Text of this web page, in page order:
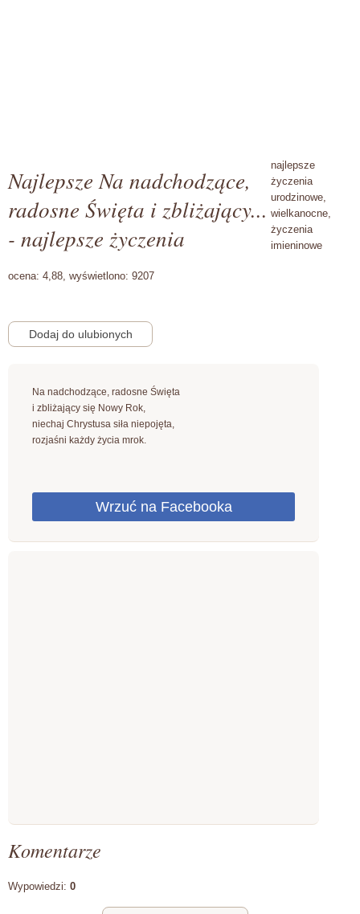
Najlepsze Na nadchodzące,
radosne Święta i zbliżający...
- najlepsze życzenia
ocena: 4,88, wyświetlono: 9207
Na nadchodzące, radosne Święta
i zbliżający się Nowy Rok,
niechaj Chrystusa siła niepojęta,
rozjaśni każdy życia mrok.
Komentarze
Wypowiedzi: 0
najlepsze
życzenia
urodzinowe,
wielkanocne,
życzenia
imieninowe